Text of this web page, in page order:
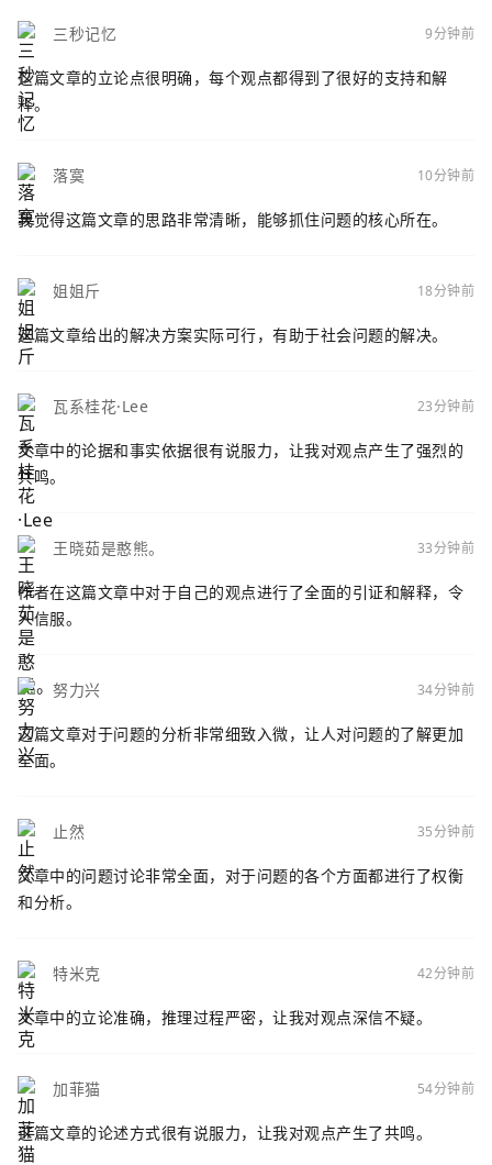
三秒记忆 9分钟前
这篇文章的立论点很明确，每个观点都得到了很好的支持和解
释。
落寞 10分钟前
我觉得这篇文章的思路非常清晰，能够抓住问题的核心所在。
姐姐斤 18分钟前
这篇文章给出的解决方案实际可行，有助于社会问题的解决。
瓦系桂花·Lee 23分钟前
文章中的论据和事实依据很有说服力，让我对观点产生了强烈的
共鸣。
王晓茹是憨熊。 33分钟前
作者在这篇文章中对于自己的观点进行了全面的引证和解释，令
人信服。
努力兴 34分钟前
这篇文章对于问题的分析非常细致入微，让人对问题的了解更加
全面。
止然 35分钟前
文章中的问题讨论非常全面，对于问题的各个方面都进行了权衡
和分析。
特米克 42分钟前
文章中的立论准确，推理过程严密，让我对观点深信不疑。
加菲猫 54分钟前
这篇文章的论述方式很有说服力，让我对观点产生了共鸣。